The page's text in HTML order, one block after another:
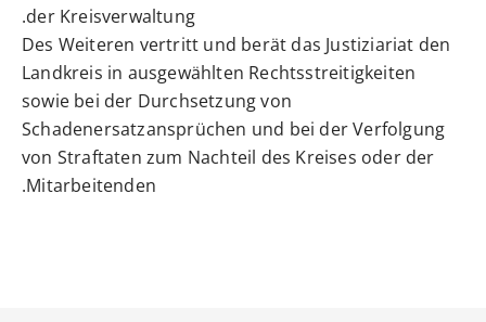
der Kreisverwaltung.
Des Weiteren vertritt und berät das Justiziariat den
Landkreis in ausgewählten Rechtsstreitigkeiten
sowie bei der Durchsetzung von
Schadenersatzansprüchen und bei der Verfolgung
von Straftaten zum Nachteil des Kreises oder der
Mitarbeitenden.